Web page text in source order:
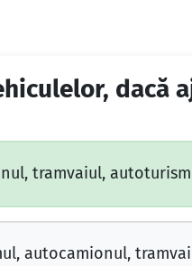
dacă
tramvaiul,
autocamionul,